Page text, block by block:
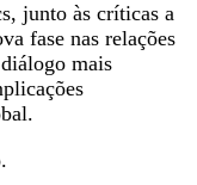
junto às críticas a
fase nas relações
mais